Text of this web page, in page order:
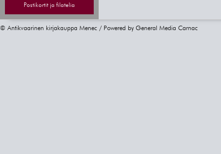
Postikortit ja filatelia
© Antikvaarinen kirjakauppa Menec / Powered by General Media Carnac